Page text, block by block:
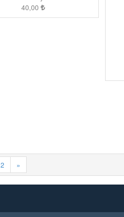
40,00
2 »